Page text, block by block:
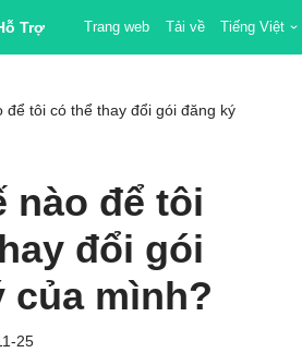
Trợ Trang web Tải về Tiếng Việt
để tôi có thể thay đổi gói đăng ký
nào để tôi
đổi gói
của mình?
25